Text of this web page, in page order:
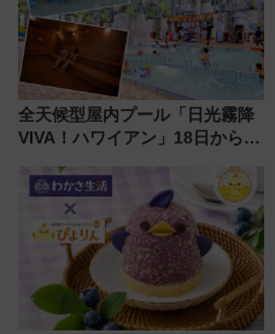
全天候型屋内プール「日光霧降
VIVA！ハワイアン」18日から営
ァミリーから大人まで幅広い世
代が一日中楽しる夏のリゾート
を楽しんで